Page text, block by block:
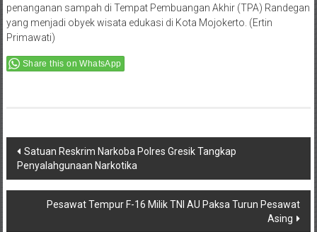
penanganan sampah di Tempat Pembuangan Akhir (TPA) Randegan
yang menjadi obyek wisata edukasi di Kota Mojokerto. (Ertin
Primawati)
Share this on WhatsApp
Post
navigation
Satuan Reskrim Narkoba Polres Gresik Tangkap
Penyalahgunaan Narkotika
Pesawat Tempur F-16 Milik TNI AU Paksa Turun Pesawat
Asing